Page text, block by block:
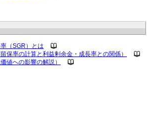
（SGR）とは
保率の計算と利益剰余金・成長率との関係）
値への影響の解説）